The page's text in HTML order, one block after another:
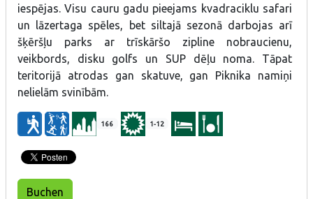
iespējas. Visu cauru gadu pieejams kvadraciklu safari
un lāzertaga spēles, bet siltajā sezonā darbojas arī
šķēršļu parks ar trīskāršo zipline nobraucienu,
veikbords, disku golfs un SUP dēļu noma. Tāpat
teritorijā atrodas gan skatuve, gan Piknika namiņi
nelielām svinībām.
166 1-12
Buchen